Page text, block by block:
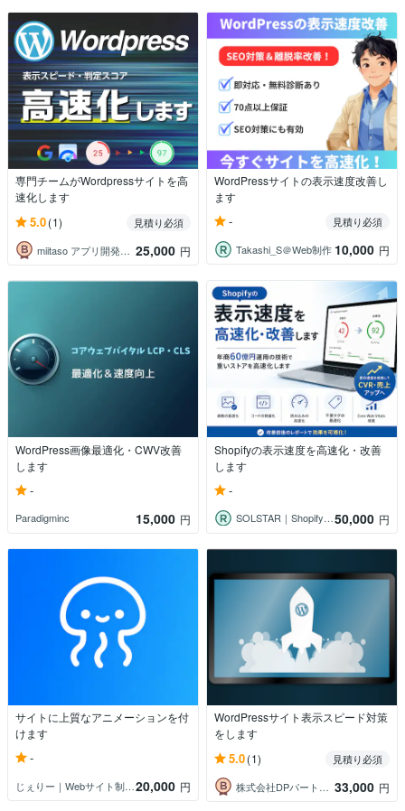
専門チームがWordpressサイトを高
速化します
5.0(1)
見積り必須
miitaso アプリ開発とSEO改善
25,000 円
WordPressサイトの表示速度改善し
ます
-
見積り必須
Takashi_S＠Web制作 10,000 円
WordPress画像最適化・CWV改善
します
-
Paradigminc 15,000 円
Shopifyの表示速度を高速化・改善
します
-
SOLSTAR｜Shopify EC専門50,000 円
サイトに上質なアニメーションを付
けます
-
じぇりー｜Webサイト制作＆改善＆保守 20,000 円
WordPressサイト表示スピード対策
をします
5.0(1)
見積り必須
株式会社DPパートナーズ
33,000 円